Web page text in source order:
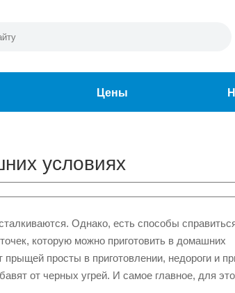
Цены
условиях
Однако, есть способы
которую можно приготовить в домашних
просты в приготовлении, недороги и
от черных угрей. И самое главное, для